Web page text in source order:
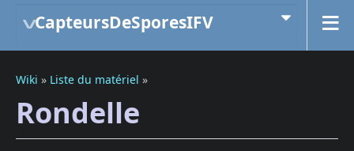
CapteursDeSporesIFV
Wiki » Liste du matériel »
Rondelle